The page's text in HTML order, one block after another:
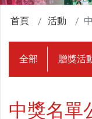
首頁 活動 中
全部 贈獎活
中獎名單